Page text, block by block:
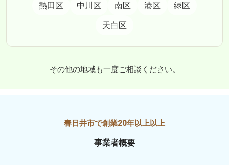
熱田区 中川区 南区 港区 緑区
天白区
その他の地域も一度ご相談ください。
事業者概要